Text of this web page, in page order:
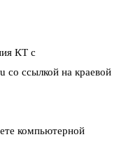
КТ с
со ссылкой на краевой
компьютерной